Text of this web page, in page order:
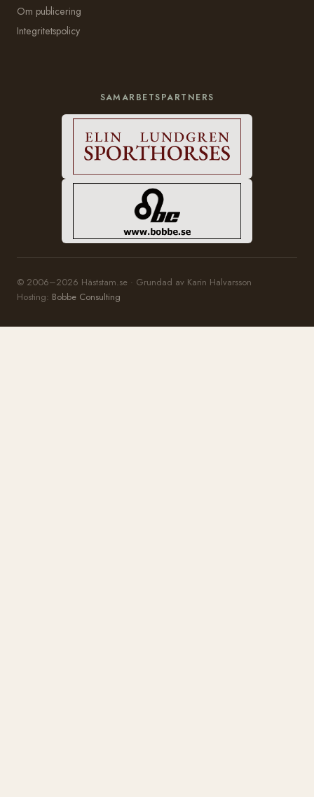
Om publicering
Integritetspolicy
SAMARBETSPARTNERS
© 2006–2026 Häststam.se · Grundad av Karin Halvarsson
Hosting: Bobbe Consulting